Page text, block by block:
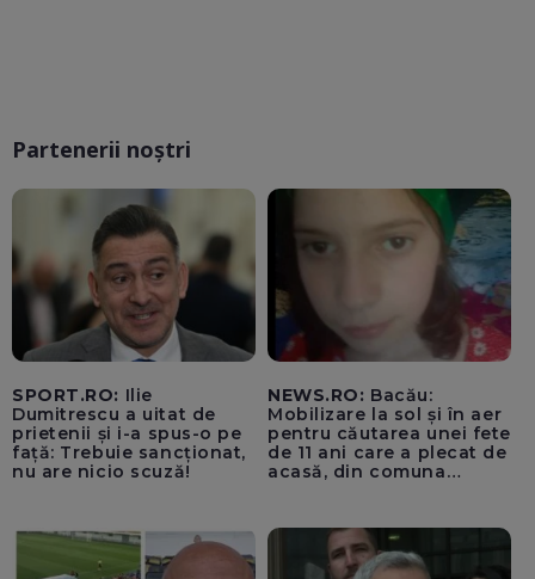
Partenerii noștri
SPORT.RO: Ilie
Dumitrescu a uitat de
prietenii și i-a spus-o pe
față: Trebuie sancționat,
nu are nicio scuză!
NEWS.RO: Bacău:
Mobilizare la sol și în aer
pentru căutarea unei fete
de 11 ani care a plecat de
acasă, din comuna
joi spre vineri, inclusiv cu
o cameră cu
termoviziune